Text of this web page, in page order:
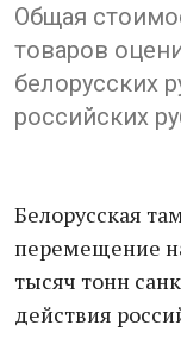
Общая
товаров
белорусских
российских
Белорусская
перемещение
тысяч тонн
действия